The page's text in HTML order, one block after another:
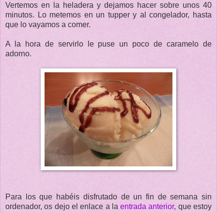
Vertemos en la heladera y dejamos hacer sobre unos 40
minutos. Lo metemos en un tupper y al congelador, hasta
que lo vayamos a comer.
A la hora de servirlo le puse un poco de caramelo de
adorno.
Para los que habéis disfrutado de un fin de semana sin
ordenador, os dejo el enlace a laentrada anterior, que estoy